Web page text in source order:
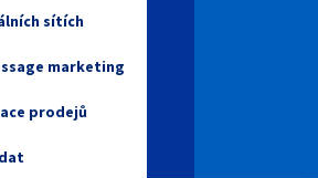
sítích
marketing
prodejů